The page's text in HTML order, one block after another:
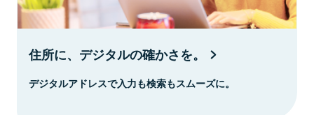
住所に、デジタルの確かさを。
デジタルアドレスで入力も検索もスムーズに。